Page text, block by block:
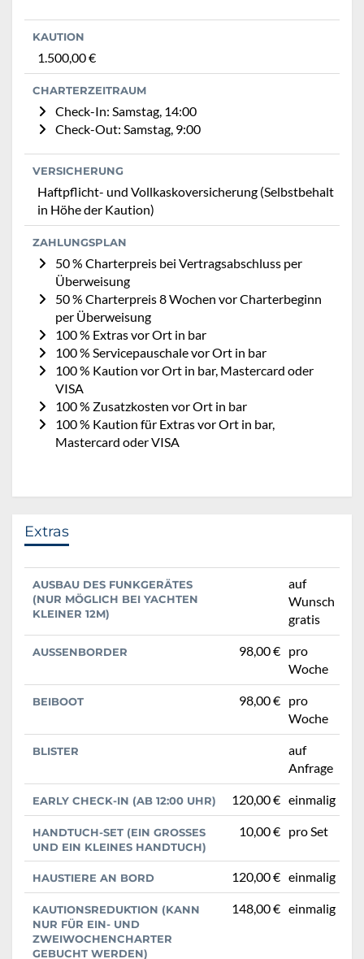
KAUTION
1.500,00 €
CHARTERZEITRAUM
Check-In: Samstag, 14:00
Check-Out: Samstag, 9:00
VERSICHERUNG
Haftpflicht- und Vollkaskoversicherung (Selbstbehalt
in Höhe der Kaution)
ZAHLUNGSPLAN
50 % Charterpreis bei Vertragsabschluss per
Überweisung
50 % Charterpreis 8 Wochen vor Charterbeginn
per Überweisung
100 % Extras vor Ort in bar
100 % Servicepauschale vor Ort in bar
100 % Kaution vor Ort in bar, Mastercard oder
VISA
100 % Zusatzkosten vor Ort in bar
100 % Kaution für Extras vor Ort in bar,
Mastercard oder VISA
Extras
AUSBAU DES FUNKGERÄTES
(NUR MÖGLICH BEI YACHTEN
KLEINER 12M)
auf
Wunsch
gratis
AUSSENBORDER 98,00 € pro
Woche
BEIBOOT 98,00 € pro
Woche
BLISTER
auf
Anfrage
EARLY CHECK-IN (AB 12:00 UHR) 120,00 € einmalig
HANDTUCH-SET (EIN GROSSES U
ND EIN KLEINES HANDTUCH)
10,00 € pro Set
HAUSTIERE AN BORD 120,00 € einmalig
KAUTIONSREDUKTION (KANN
NUR FÜR EIN- UND
ZWEIWOCHENCHARTER
GEBUCHT WERDEN)
148,00 € einmalig